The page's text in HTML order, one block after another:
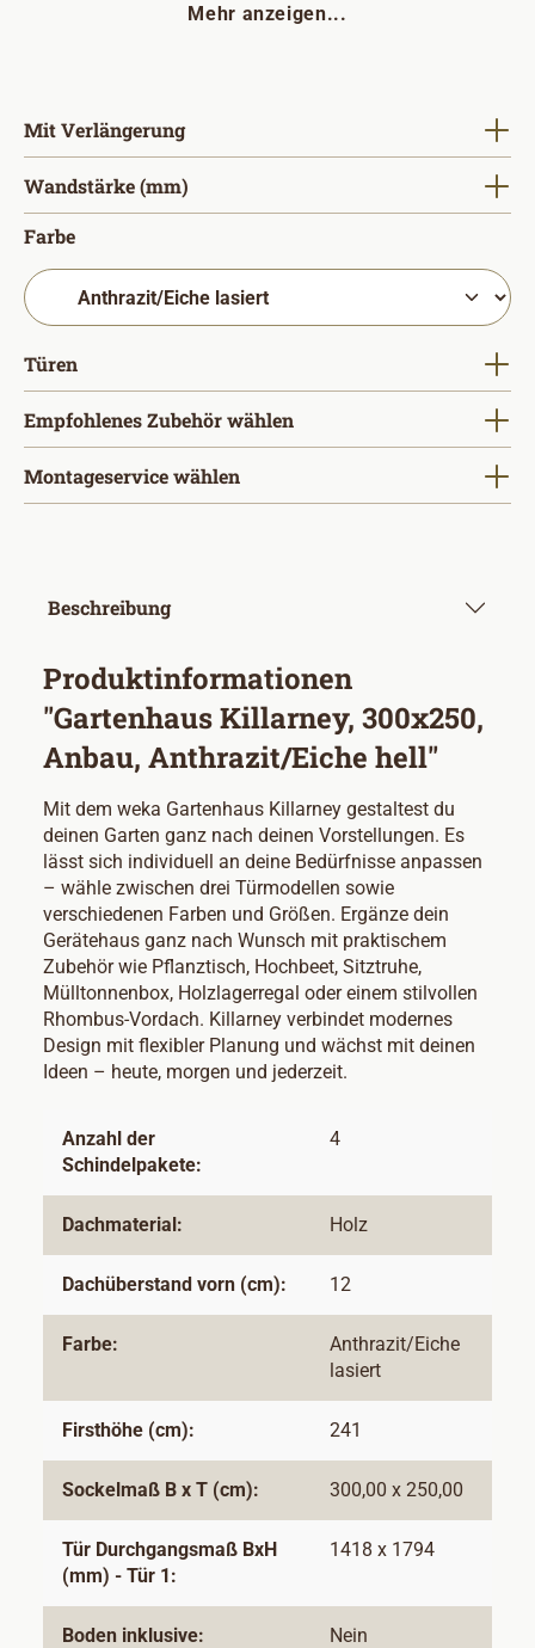
Mehr anzeigen...
Mit Verlängerungauswählen
Wandstärke (mm)
Farbeauswählen
Türen
Empfohlenes Zubehör wählen
Montageservice wählen
Beschreibung
Produktinformationen
"Gartenhaus Killarney, 300x250,
Anbau, Anthrazit/Eiche hell"
Mit dem weka Gartenhaus Killarney gestaltest du
deinen Garten ganz nach deinen Vorstellungen. Es
lässt sich individuell an deine Bedürfnisse anpassen
– wähle zwischen drei Türmodellen sowie
verschiedenen Farben und Größen. Ergänze dein
Gerätehaus ganz nach Wunsch mit praktischem
Zubehör wie Pflanztisch, Hochbeet, Sitztruhe,
Mülltonnenbox, Holzlagerregal oder einem stilvollen
Rhombus-Vordach. Killarney verbindet modernes
Design mit flexibler Planung und wächst mit deinen
Ideen – heute, morgen und jederzeit.
Anzahl der
Schindelpakete:
4
Dachmaterial: Holz
Dachüberstand vorn (cm): 12
Farbe:
Anthrazit/Eiche
lasiert
Firsthöhe (cm): 241
Sockelmaß B x T (cm): 300,00 x 250,00
Tür Durchgangsmaß BxH
(mm) - Tür 1:
1418 x 1794
Boden inklusive: Nein